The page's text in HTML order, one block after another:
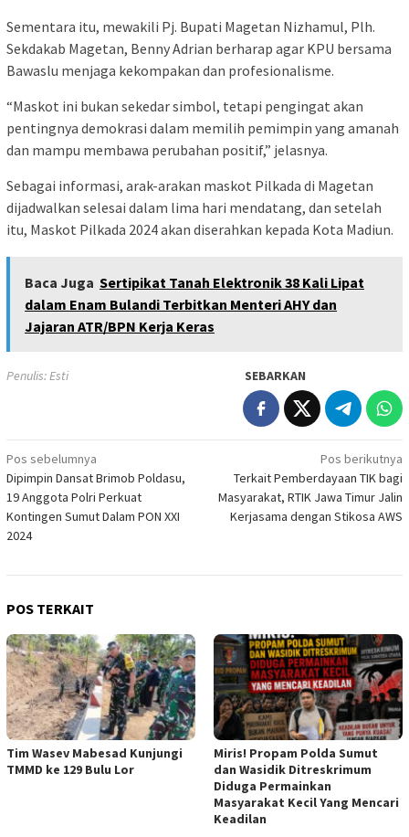
Sementara itu, mewakili Pj. Bupati Magetan Nizhamul, Plh.
Sekdakab Magetan, Benny Adrian berharap agar KPU bersama
Bawaslu menjaga kekompakan dan profesionalisme.
“Maskot ini bukan sekedar simbol, tetapi pengingat akan
pentingnya demokrasi dalam memilih pemimpin yang amanah
dan mampu membawa perubahan positif,” jelasnya.
Sebagai informasi, arak-arakan maskot Pilkada di Magetan
dijadwalkan selesai dalam lima hari mendatang, dan setelah
itu, Maskot Pilkada 2024 akan diserahkan kepada Kota Madiun.
Baca Juga Sertipikat Tanah Elektronik 38 Kali Lipat
dalam Enam Bulandi Terbitkan Menteri AHY dan
Jajaran ATR/BPN Kerja Keras
Penulis: Esti SEBARKAN
Navigasi
pos
Pos sebelumnya
Dipimpin Dansat Brimob Poldasu,
19 Anggota Polri Perkuat
Kontingen Sumut Dalam PON XXI
2024
Pos berikutnya
Terkait Pemberdayaan TIK bagi
Masyarakat, RTIK Jawa Timur Jalin
Kerjasama dengan Stikosa AWS
POS TERKAIT
Tim Wasev Mabesad Kunjungi
TMMD ke 129 Bulu Lor
Miris! Propam Polda Sumut
dan Wasidik Ditreskrimum
Diduga Permainkan
Masyarakat Kecil Yang Mencari
Keadilan